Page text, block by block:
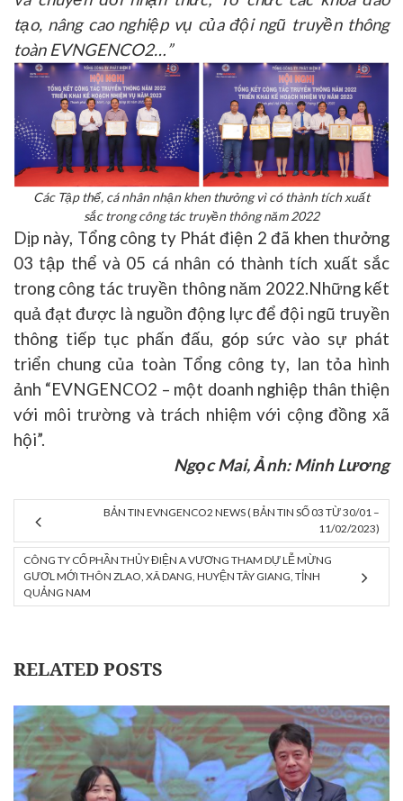
tạo, nâng cao nghiệp vụ của đội ngũ truyền thông
toàn EVNGENCO2…”
Các Tập thể, cá nhân nhận khen thưởng vì có thành tích xuất
sắc trong công tác truyền thông năm 2022
Dịp này, Tổng công ty Phát điện 2 đã khen thưởng
03 tập thể và 05 cá nhân có thành tích xuất sắc
trong công tác truyền thông năm 2022.Những kết
quả đạt được là nguồn động lực để đội ngũ truyền
thông tiếp tục phấn đấu, góp sức vào sự phát
triển chung của toàn Tổng công ty, lan tỏa hình
ảnh “EVNGENCO2 – một doanh nghiệp thân thiện
với môi trường và trách nhiệm với cộng đồng xã
hội”.
Ngọc Mai, Ảnh: Minh Lương
BẢN TIN EVNGENCO2 NEWS ( BẢN TIN SỐ 03 TỪ 30/01 –
11/02/2023)
CÔNG TY CỔ PHẦN THỦY ĐIỆN A VƯƠNG THAM DỰ LỄ MỪNG
GƯƠL MỚI THÔN ZLAO, XÃ DANG, HUYỆN TÂY GIANG, TỈNH
QUẢNG NAM
RELATED POSTS